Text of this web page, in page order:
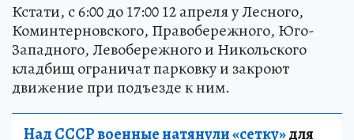
Кстати, с 6:00 до 17:00 12 апреля у Лесного,
Коминтерновского, Правобережного, Юго-
Западного, Левобережного и Никольского
кладбищ ограничат парковку и закроют
движение при подъезде к ним.
Над СССР военные натянули «сетку»для